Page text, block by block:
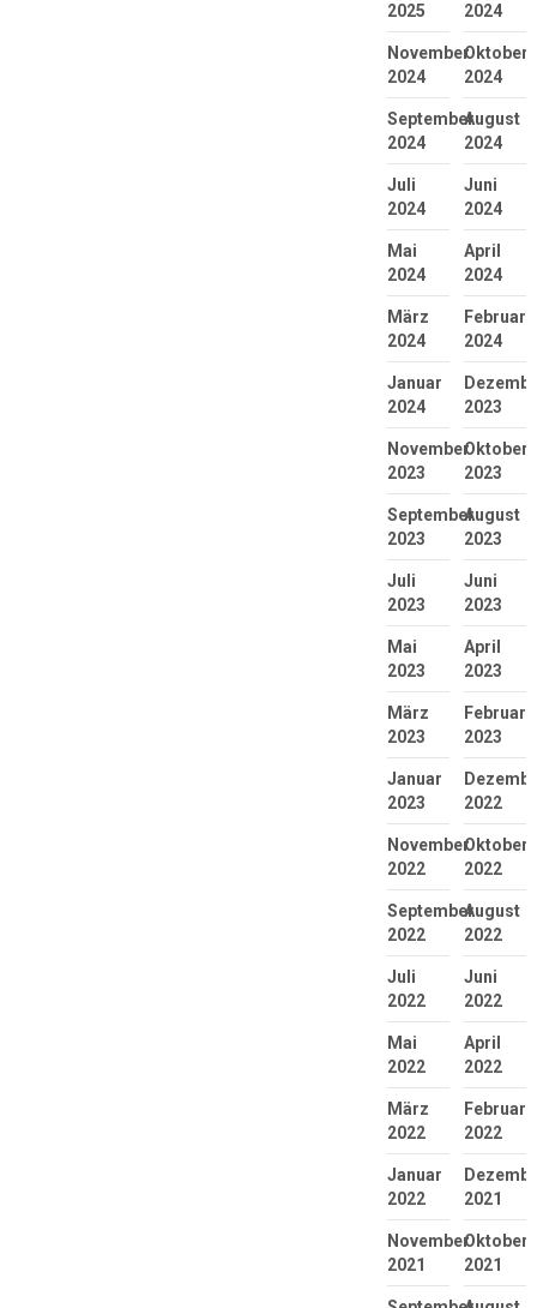
2025
2024
November
2024
Oktober
2024
September
2024
August
2024
Juli
2024
Juni
2024
Mai
2024
April
2024
März
2024
Februar
2024
Januar
2024
2023
November
2023
Oktober
2023
September
2023
August
2023
Juli
2023
Juni
2023
Mai
2023
April
2023
März
2023
Februar
2023
Januar
2023
2022
November
2022
Oktober
2022
September
2022
August
2022
Juli
2022
Juni
2022
Mai
2022
April
2022
März
2022
Februar
2022
Januar
2022
2021
November
2021
Oktober
2021